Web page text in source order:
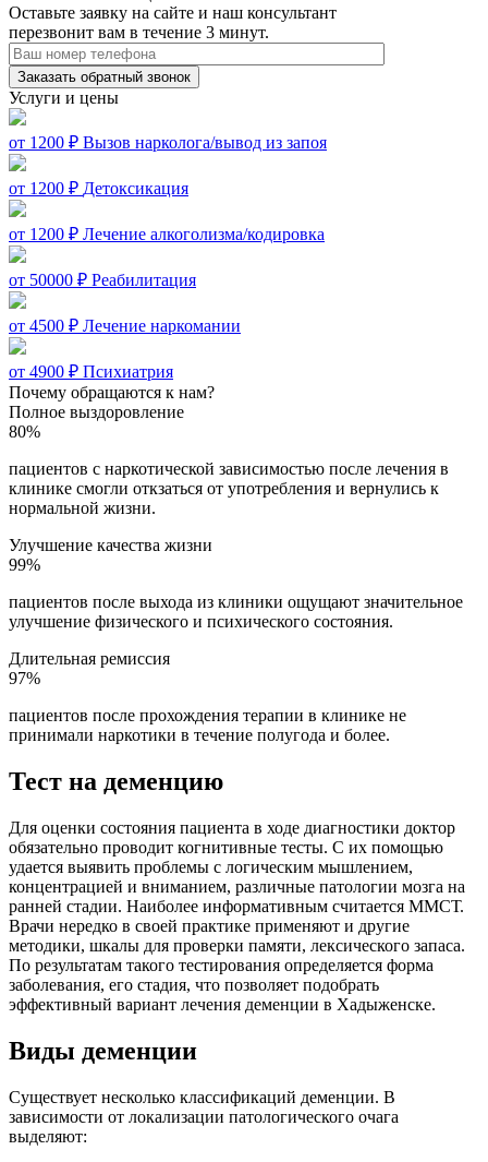
Оставьте заявку на сайте и наш консультант
перезвонит вам в течение 3 минут.
Заказать обратный звонок
Услуги и цены
от 1200 ₽ Вызов нарколога/вывод из запоя
от 1200 ₽ Детоксикация
от 1200 ₽ Лечение алкоголизма/кодировка
от 50000 ₽ Реабилитация
от 4500 ₽ Лечение наркомании
от 4900 ₽ Психиатрия
Почему обращаются к нам?
Полное выздоровление
80%
пациентов с наркотической зависимостью после лечения в
клинике смогли откзаться от употребления и вернулись к
нормальной жизни.
Улучшение качества жизни
99%
пациентов после выхода из клиники ощущают значительное
улучшение физического и психического состояния.
Длительная ремиссия
97%
пациентов после прохождения терапии в клинике не
принимали наркотики в течение полугода и более.
Тест на деменцию
Для оценки состояния пациента в ходе диагностики доктор
обязательно проводит когнитивные тесты. С их помощью
удается выявить проблемы с логическим мышлением,
концентрацией и вниманием, различные патологии мозга на
ранней стадии. Наиболее информативным считается ММСТ.
Врачи нередко в своей практике применяют и другие
методики, шкалы для проверки памяти, лексического запаса.
По результатам такого тестирования определяется форма
заболевания, его стадия, что позволяет подобрать
эффективный вариант лечения деменции в Хадыженске.
Виды деменции
Существует несколько классификаций деменции. В
зависимости от локализации патологического очага
выделяют: